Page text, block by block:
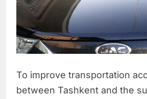
To improve transportation
between Tashkent and the